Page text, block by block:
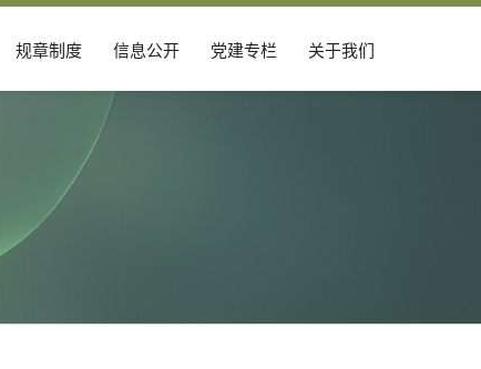
规章制度 信息公开 党建专栏 关于我们